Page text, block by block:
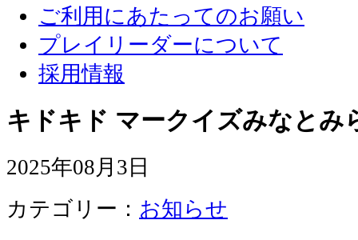
ご利用にあたってのお願い
プレイリーダーについて
採用情報
キドキド マークイズみなとみ
2025年08月3日
カテゴリー： お知らせ